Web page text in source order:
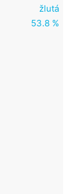
žlutá
53.8 %